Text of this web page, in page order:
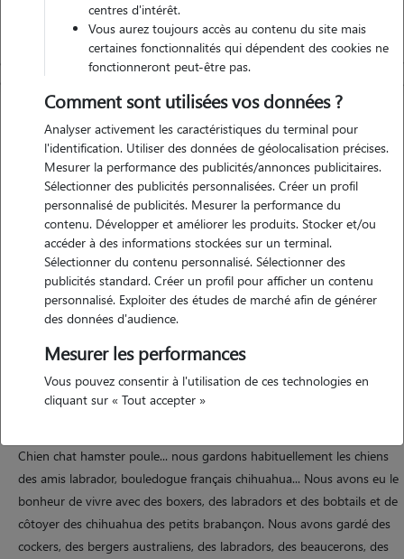
Motivation
Famille aimant les animaux, au départ faire les petsitters c'était une
façon de compenser la perte de notre chien et puis on s'est pris au
jeu de découvrir de nouvelles races, de nouveau caractère et nous
adorons ! On s'attache vite et les animaux nous le rendent bien.
Chien chat hamster poule... nous gardons habituellement les chiens
des amis labrador, bouledogue français chihuahua... Nous avons eu le
bonheur de vivre avec des boxers, des labradors et des bobtails et de
côtoyer des chihuahua des petits brabançon. Nous avons gardé des
cockers, des bergers australiens, des labradors, des beaucerons, des
centres d'intérêt.
Vous aurez toujours accès au contenu du site mais
certaines fonctionnalités qui dépendent des cookies ne
fonctionneront peut-être pas.
Comment sont utilisées vos données ?
Analyser activement les caractéristiques du terminal pour
l'identification. Utiliser des données de géolocalisation précises.
Mesurer la performance des publicités/annonces publicitaires.
Sélectionner des publicités personnalisées. Créer un profil
personnalisé de publicités. Mesurer la performance du
contenu. Développer et améliorer les produits. Stocker et/ou
accéder à des informations stockées sur un terminal.
Sélectionner du contenu personnalisé. Sélectionner des
publicités standard. Créer un profil pour afficher un contenu
personnalisé. Exploiter des études de marché afin de générer
des données d'audience.
Mesurer les performances
Vous pouvez consentir à l'utilisation de ces technologies en
cliquant sur « Tout accepter »